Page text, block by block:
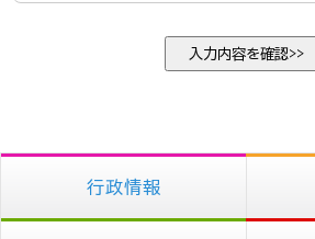
行政情報